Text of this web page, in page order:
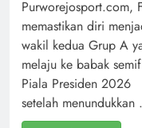
Purworejosport.com,
memastikan diri
wakil kedua Grup A
melaju ke babak
Piala Presiden 2026
setelah menundukkan